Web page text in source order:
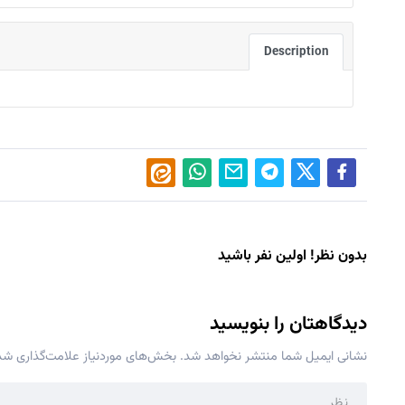
Description
بدون نظر! اولین نفر باشید
دیدگاهتان را بنویسید
نشانی ایمیل شما منتشر نخواهد شد. بخش‌های موردنیاز علامت‌گذاری